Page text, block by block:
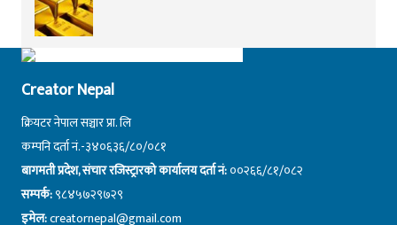
Creator Nepal
क्रियटर नेपाल सञ्चार प्रा. लि
कम्पनि दर्ता नं.-३४०६३६/८०/०८१
बागमती प्रदेश, संचार रजिस्ट्रारको कार्यालय दर्ता नं:००२६६/८१/०८२
सम्पर्क:९८४५७२९७२९
इमेल:creatornepal@gmail.com